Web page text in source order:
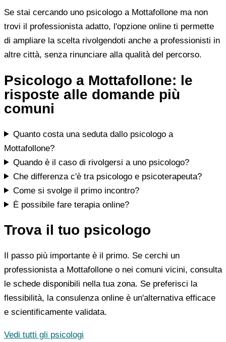
Se stai cercando uno psicologo a Mottafollone ma non
trovi il professionista adatto, l'opzione online ti permette
di ampliare la scelta rivolgendoti anche a professionisti in
altre città, senza rinunciare alla qualità del percorso.
Psicologo a Mottafollone: le
risposte alle domande più
comuni
Quanto costa una seduta dallo psicologo a
Mottafollone?
Quando è il caso di rivolgersi a uno psicologo?
Che differenza c'è tra psicologo e psicoterapeuta?
Come si svolge il primo incontro?
È possibile fare terapia online?
Trova il tuo psicologo
Il passo più importante è il primo. Se cerchi un
professionista a Mottafollone o nei comuni vicini, consulta
le schede disponibili nella tua zona. Se preferisci la
flessibilità, la consulenza online è un'alternativa efficace
e scientificamente validata.
Vedi tutti gli psicologi